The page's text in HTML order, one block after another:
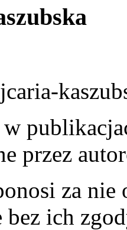
w
przez
za
ich